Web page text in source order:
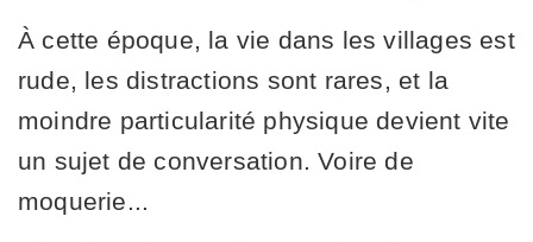
À cette époque, la vie dans les villages est
rude, les distractions sont rares, et la
moindre particularité physique devient vite
un sujet de conversation. Voire de
moquerie...